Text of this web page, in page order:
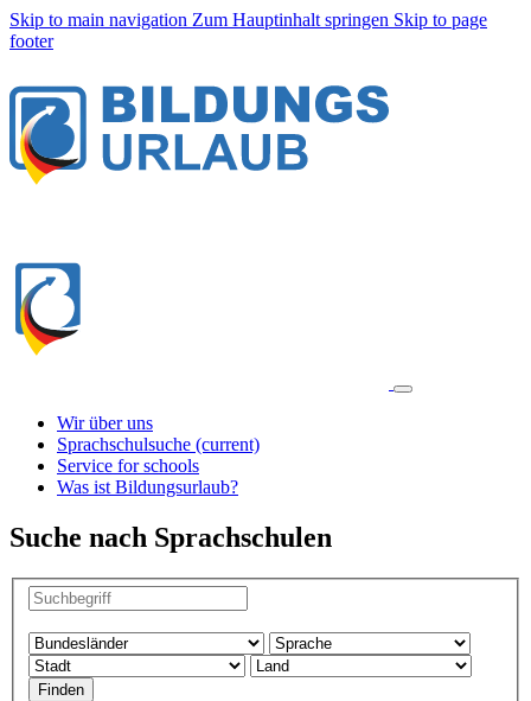
Skip to main navigation Zum Hauptinhalt springen Skip to page
footer
Wir über uns
Sprachschulsuche (current)
Service for schools
Was ist Bildungsurlaub?
Suche nach Sprachschulen